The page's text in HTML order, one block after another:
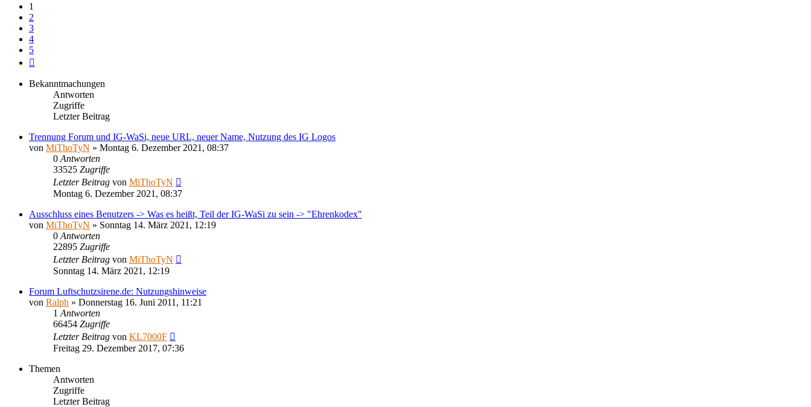
1
2
3
4
5
Bekanntmachungen
Antworten
Zugriffe
Letzter Beitrag
Trennung Forum und IG-WaSi, neue URL, neuer Name, Nutzung des IG Logos
von MiThoTyN » Montag 6. Dezember 2021, 08:37
0 Antworten
33525 Zugriffe
Letzter Beitrag von MiThoTyN
Montag 6. Dezember 2021, 08:37
Ausschluss eines Benutzers -> Was es heißt, Teil der IG-WaSi zu sein -> "Ehrenkodex"
von MiThoTyN » Sonntag 14. März 2021, 12:19
0 Antworten
22895 Zugriffe
Letzter Beitrag von MiThoTyN
Sonntag 14. März 2021, 12:19
Forum Luftschutzsirene.de: Nutzungshinweise
von Ralph » Donnerstag 16. Juni 2011, 11:21
1 Antworten
66454 Zugriffe
Letzter Beitrag von KL7000F
Freitag 29. Dezember 2017, 07:36
Themen
Antworten
Zugriffe
Letzter Beitrag